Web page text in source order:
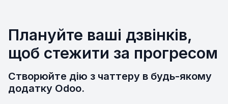
Плануйте ваші дзвінків,
щоб стежити за прогресом
Створюйте дію з чаттеру в будь-якому
додатку Odoo.